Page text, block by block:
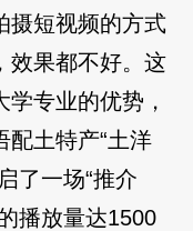
摄短视频的方式
效果都不好。这
专业的优势，
配土特产“土洋
了一场“推介
播放量达1500